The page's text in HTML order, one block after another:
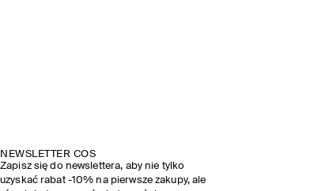
NEWSLETTER COS
Zapisz się do newslettera, aby nie tylko
uzyskać rabat -10% na pierwsze zakupy, ale